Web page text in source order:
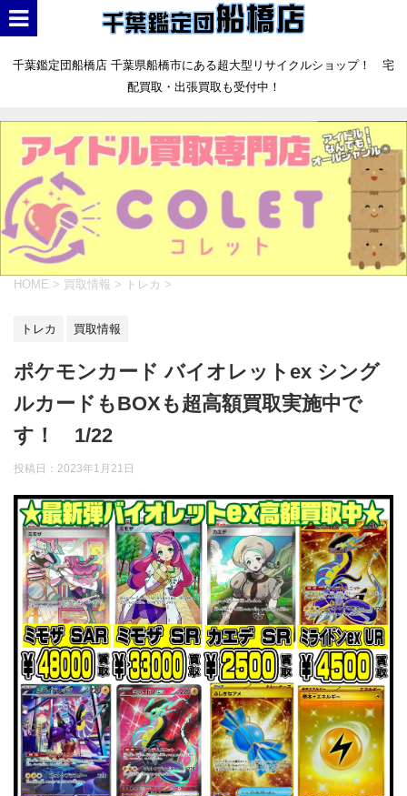
千葉鑑定団船橋店 千葉県船橋市にある超大型リサイクルショップ！ 宅
配買取・出張買取も受付中！
HOME > 買取情報 > トレカ >
トレカ 買取情報
ポケモンカード バイオレットex シング
ルカードもBOXも超高額買取実施中で
す！ 1/22
投稿日： 2023年1月21日